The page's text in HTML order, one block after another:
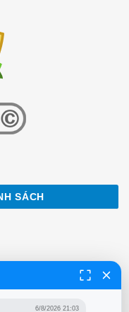
SÁCH
6/8/2026 21:03